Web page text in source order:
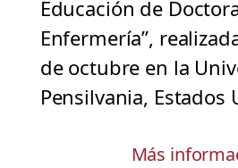
Educación de
Enfermería”,
de octubre en la
Pensilvania, Estados
Más